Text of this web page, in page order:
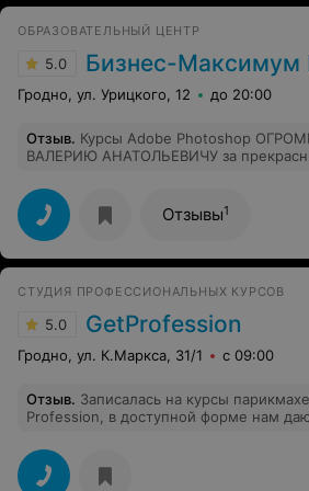
больше внимания именно
обучения. А это очень ценно. Спасибо
преподавателю за приобретенные
ОБРАЗОВАТЕЛЬНЫЙ ЦЕНТР
5.0 Бизнес-Максимум
Гродно, ул. Урицкого, 12 до 20:00
Отзыв. Курсы Adobe Photoshop
ВАЛЕРИЮ АНАТОЛЬЕВИЧУ за
отзывчивость и доступное изложение
Эти курсы помогли мне уверенно
просторах Adobe Photoshop. ВСЕМ
Преподаватель до сих пор
успехами. СПАСИБО!!!!
Отзывы1
СТУДИЯ ПРОФЕССИОНАЛЬНЫХ КУРСОВ
5.0 GetProfession
Гродно, ул. К.Маркса, 31/1 с 09:00
Отзыв. Записалась на курсы
Profession, в доступной форме нам
действительно нужно в работе,
отработка на моделях, преподаватель
показывала каждое движение,